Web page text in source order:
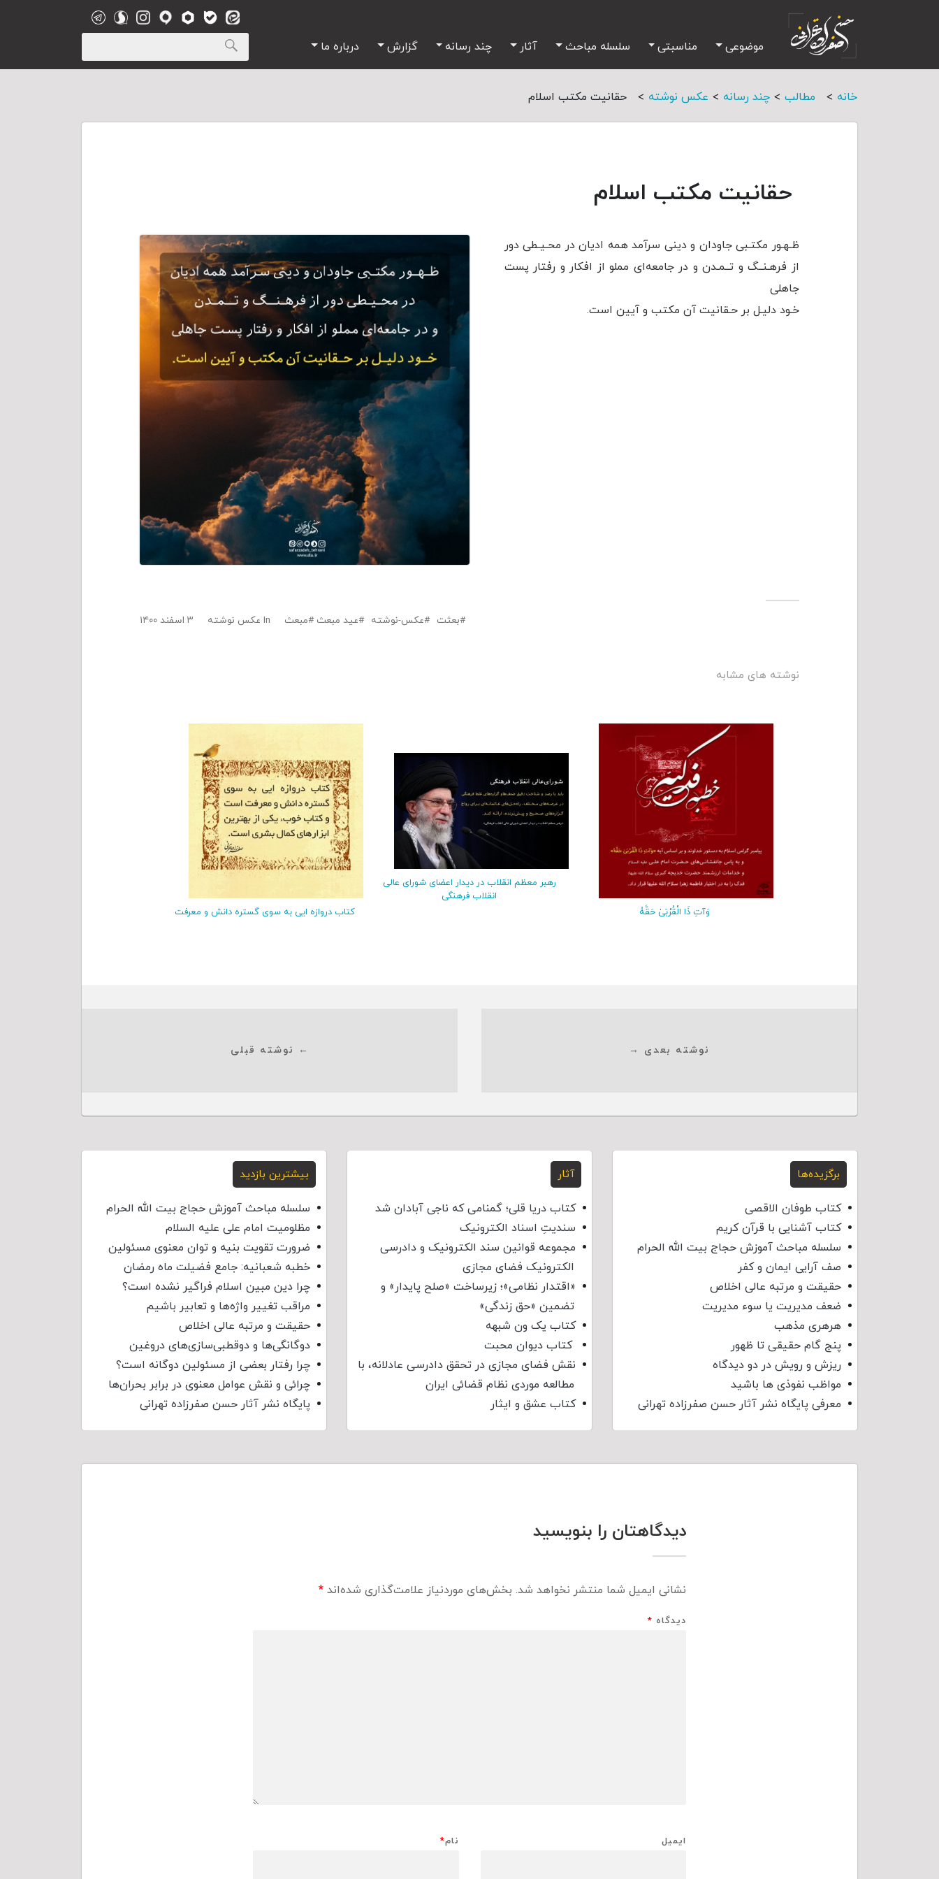
موضوعی مناسبتی سلسله مباحث آثار چند رسانه گزارش درباره ما
خانه > مطالب > چند رسانه > عکس نوشته > حقانیت مکتب اسلام
حقانیت مکتب اسلام
ظـهـور مکتـبی جاودان و دینی سرآمد همه ادیان در محـیـطی دور
از فرهـنــگ و تــمـدن و در جامعه‌ای مملو از افکار و رفتار پست
جاهلی
خـود دلیـل بر حـقانیت آن مکتب و آیین است.
۳ اسفند ۱۴۰۰ In عکس نوشته بعثت عکس-نوشته عید مبعث مبعث
نوشته های مشابه
وَآتِ ذَا الْقُرْ‌بَیٰ حَقَّهُ
رهبر معظم انقلاب در دیدار اعضای شورای عالی
انقلاب فرهنگی
کتاب دروازه ا‌یی به سوی گستره‌ دانش و معرفت
← نوشته قبلی نوشته بعدی →
برگزیده‌ها
کتاب طوفان الاقصی
کتاب آشنایی با قرآن کریم
سلسله مباحث آموزش حجاج بیت الله الحرام
صف آرایی ایمان و کفر
حقیقت و مرتبه عالی اخلاص
ضعف مدیریت یا سوء مدیریت
هرهری مذهب
پنج گام حقیقی تا ظهور
ریزش و رویش در دو دیدگاه
مواظب نفوذی‌ ها باشید
معرفی پایگاه نشر آثار حسن صفرزاده تهرانی
آثار
کتاب دریا قلی؛ گمنامی که ناجی آبادان شد
سندیتِ اسناد الکترونیک
مجموعه قوانین سند الکترونیک و دادرسی
الکترونیک فضای مجازی
«اقتدار نظامی»؛ زیرساخت «صلح پایدار» و
تضمین «حق زندگی»
کتاب یک ون شبهه
کتاب دیوان محبت
نقش فضای مجازی در تحقق دادرسی عادلانه، با
مطالعه موردی نظام قضائی ایران
کتاب عشق و ایثار
بیشترین بازدید
سلسله مباحث آموزش حجاج بیت الله الحرام
مظلومیت امام علی علیه السلام
ضرورت تقویت بنیه و توان معنوی مسئولین
خطبه شعبانیه: جامع فضیلت ماه رمضان
چرا دین مبین اسلام فراگیر نشده است؟
مراقب تغییر واژه‌ها و تعابیر باشیم
حقیقت و مرتبه عالی اخلاص
دوگانگی‌ها و دوقطبی‌سازی‌های دروغین
چرا رفتار بعضی از مسئولین دوگانه است؟
چرائی و نقش عوامل معنوی در برابر بحران‌ها
پایگاه نشر آثار حسن صفرزاده تهرانی
دیدگاهتان را بنویسید
نشانی ایمیل شما منتشر نخواهد شد. بخش‌های موردنیاز علامت‌گذاری شده‌اند *
دیدگاه *
نام* ایمیل